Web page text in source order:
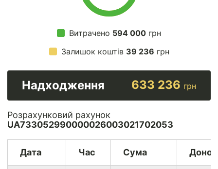
Витрачено 594 000 грн
Залишок коштів 39 236 грн
Надходження 633 236 грн
Розрахунковий рахунок
UA733052990000026003021702053
Дата Час Сума Донор